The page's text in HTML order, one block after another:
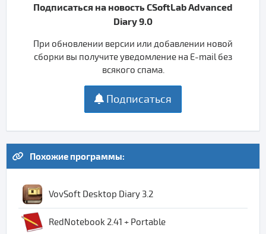
Подписаться на новость CSoftLab Advanced
Diary 9.0
При обновлении версии или добавлении новой
сборки вы получите уведомление на E-mail без
всякого спама.
Подписаться
Похожие программы:
VovSoft Desktop Diary 3.2
RedNotebook 2.41 + Portable